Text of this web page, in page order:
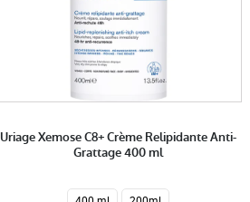
Uriage Xemose C8+ Crème Relipidante Anti-
Grattage 400 ml